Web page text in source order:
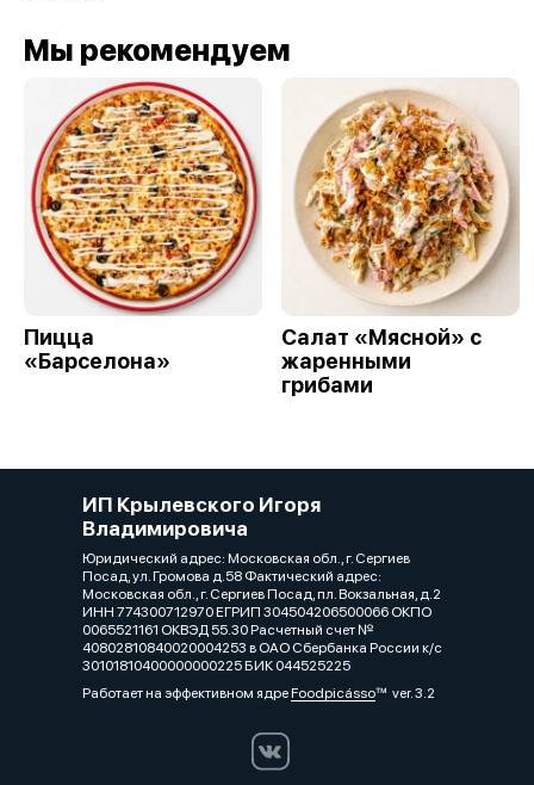
Мы рекомендуем
Пицца
«Барселона»
Салат «Мясной» с
жаренными
грибами
ИП Крылевского Игоря
Владимировича
Юридический адрес: Московская обл., г. Сергиев
Посад, ул. Громова д.58 Фактический адрес:
Московская обл., г. Сергиев Посад, пл. Вокзальная, д.2
ИНН 774300712970 ЕГРИП 304504206500066 ОКПО
0065521161 ОКВЭД 55.30 Расчетный счет №
40802810840020004253 в ОАО Сбербанка России к/с
30101810400000000225 БИК 044525225
Работает на эффективном ядреFoodpicássover. 3.2